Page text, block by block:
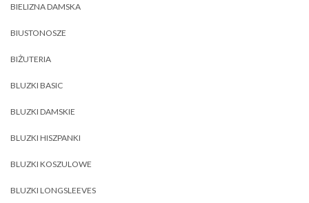
BIELIZNA DAMSKA
BIUSTONOSZE
BIŻUTERIA
BLUZKI BASIC
BLUZKI DAMSKIE
BLUZKI HISZPANKI
BLUZKI KOSZULOWE
BLUZKI LONGSLEEVES